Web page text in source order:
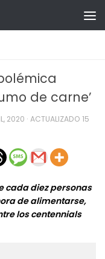
de carne’
2020 · ACTUALIZADO 15
cada diez personas
de alimentarse,
los centennials